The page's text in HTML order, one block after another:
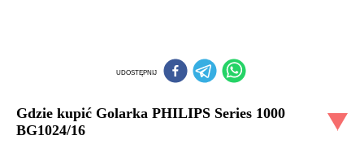
UDOSTĘPNIJ
Gdzie kupić Golarka PHILIPS Series 1000
BG1024/16